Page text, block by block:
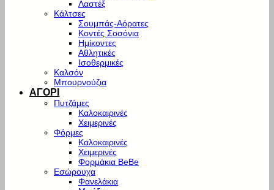
Λαστέξ
Κάλτσες
Σουμπάς-Αόρατες
Κοντές Σοσόνια
Ημίκοντες
Αθλητικές
Ισοθερμικές
Καλσόν
Μπουρνούζια
ΑΓΟΡΙ
Πυτζάμες
Καλοκαιρινές
Χειμερινές
Φόρμες
Καλοκαιρινές
Χειμερινές
Φορμάκια BeBe
Εσώρουχα
Φανελάκια